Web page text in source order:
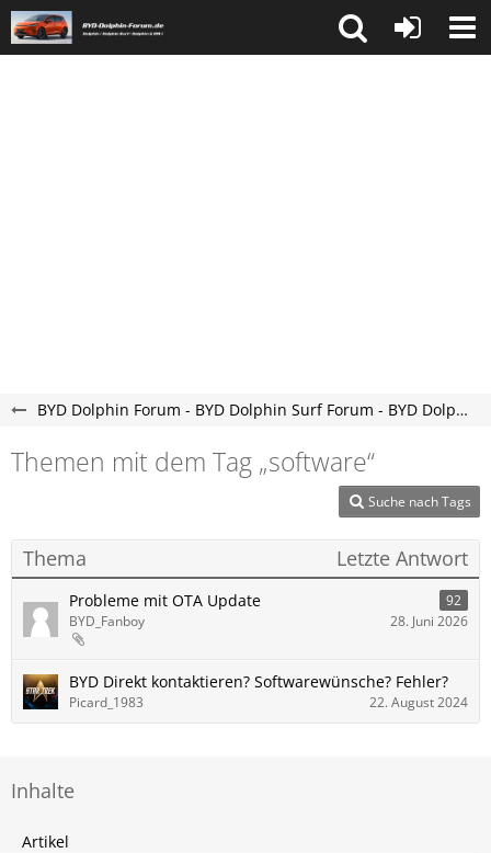
BYD Dolphin Forum - BYD Dolphin Surf Forum - BYD Dolphin G DM-i Forum
Themen mit dem Tag „software“
Suche nach Tags
Thema Letzte Antwort
Probleme mit OTA Update
92
BYD_Fanboy
28. Juni 2026
BYD Direkt kontaktieren? Softwarewünsche? Fehler?
Picard_1983 22. August 2024
Inhalte
Artikel